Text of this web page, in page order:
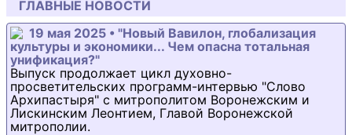
ГЛАВНЫЕ НОВОСТИ
19 мая 2025 • "Новый Вавилон, глобализация
культуры и экономики... Чем опасна тотальная
унификация?"
Выпуск продолжает цикл духовно-
просветительских программ-интервью "Слово
Архипастыря" с митрополитом Воронежским и
Лискинским Леонтием, Главой Воронежской
митрополии.